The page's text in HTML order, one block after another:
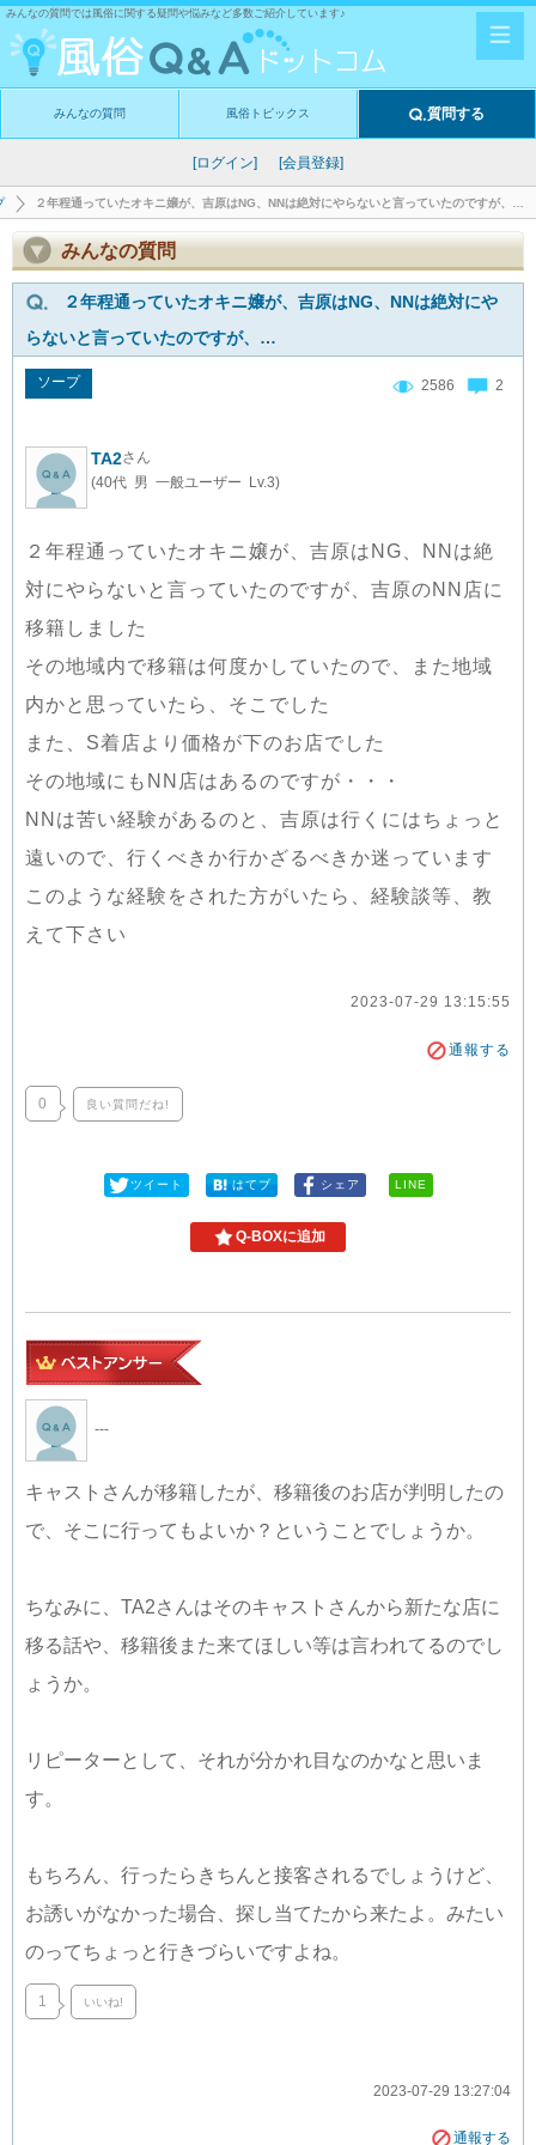
みんなの質問では風俗に関する疑問や悩みなど多数ご紹介しています♪
みんなの質問 風俗トピックス 質問する
[ログイン] [会員登録]
２年程通っていたオキニ嬢が、吉原はNG、NNは絶対にやらないと言っていたのですが、…
みんなの質問
２年程通っていたオキニ嬢が、吉原はNG、NNは絶対にや
らないと言っていたのですが、…
ソープ 2586 2
TA2さん
(40代 男 一般ユーザー Lv.3)
２年程通っていたオキニ嬢が、吉原はNG、NNは絶
対にやらないと言っていたのですが、吉原のNN店に
移籍しました
その地域内で移籍は何度かしていたので、また地域
内かと思っていたら、そこでした
また、S着店より価格が下のお店でした
その地域にもNN店はあるのですが・・・
NNは苦い経験があるのと、吉原は行くにはちょっと
遠いので、行くべきか行かざるべきか迷っています
このような経験をされた方がいたら、経験談等、教
えて下さい
2023-07-29 13:15:55
通報する
0 良い質問だね!
ツイート はてブ シェア LINE
Q-BOXに追加
---
キャストさんが移籍したが、移籍後のお店が判明したの
で、そこに行ってもよいか？ということでしょうか。
ちなみに、TA2さんはそのキャストさんから新たな店に
移る話や、移籍後また来てほしい等は言われてるのでし
ょうか。
リピーターとして、それが分かれ目なのかなと思いま
す。
もちろん、行ったらきちんと接客されるでしょうけど、
お誘いがなかった場合、探し当てたから来たよ。みたい
のってちょっと行きづらいですよね。
1 いいね!
2023-07-29 13:27:04
通報する